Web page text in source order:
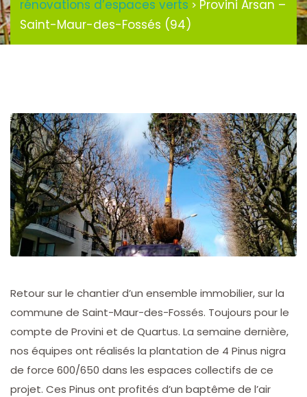
rénovations d’espaces verts > Provini Arsan –
Saint-Maur-des-Fossés (94)
Retour sur le chantier d’un ensemble immobilier, sur la
commune de Saint-Maur-des-Fossés. Toujours pour le
compte de Provini et de Quartus. La semaine dernière,
nos équipes ont réalisés la plantation de 4 Pinus nigra
de force 600/650 dans les espaces collectifs de ce
projet. Ces Pinus ont profités d’un baptême de l’air